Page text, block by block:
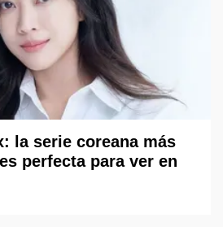
la serie coreana más
perfecta para ver en